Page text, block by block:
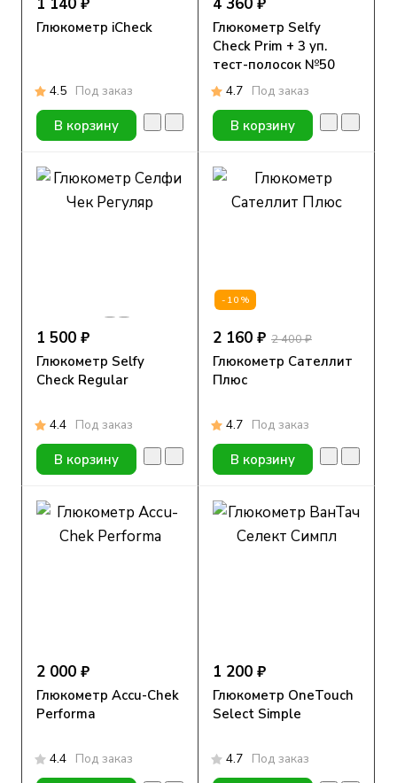
1 140 ₽
Глюкометр iCheck
4.5 Под заказ
В корзину
4 360 ₽
Глюкометр Selfy
Check Prim + 3 уп.
тест-полосок №50
4.7 Под заказ
В корзину
1 500 ₽
Глюкометр Selfy
Check Regular
4.4 Под заказ
В корзину
-10%
2 160 ₽ 2 400 ₽
Глюкометр Сателлит
Плюс
4.7 Под заказ
В корзину
2 000 ₽
Глюкометр Accu-Chek
Performa
4.4 Под заказ
1 200 ₽
Глюкометр OneTouch
Select Simple
4.7 Под заказ